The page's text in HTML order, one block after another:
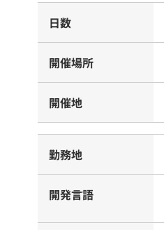
日数
開催場所
開催地
勤務地
開発言語